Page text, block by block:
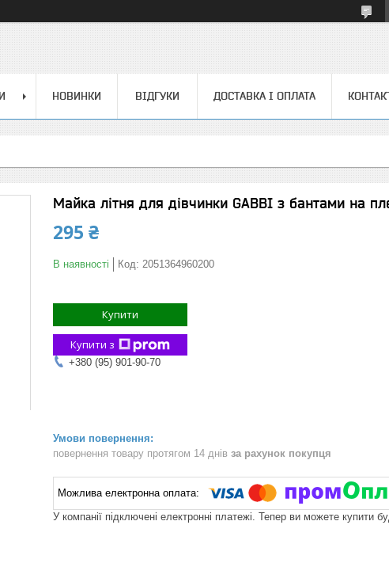
НОВИНКИ ВІДГУКИ ДОСТАВКА І ОПЛАТА
Майка літня для дівчинки GABBI з бантами на
295 ₴
В наявності Код: 2051364960200
Купити
Купити з
+380 (95) 901-90-70
повернення товару протягом 14 днів за рахунок покупця
У компанії підключені електронні платежі. Тепер ви можете купити